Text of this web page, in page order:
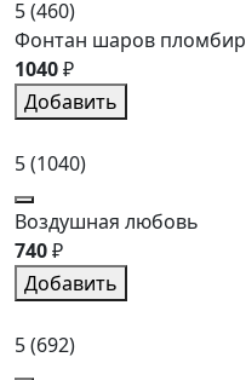
5(460)
Фонтан шаров пломбир
1040₽
Добавить
5(1040)
Воздушная любовь
740₽
Добавить
5(692)